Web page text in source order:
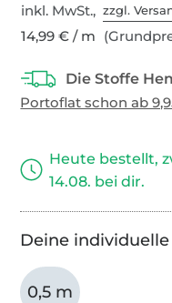
inkl. MwSt.,zzgl.
14,99 € / m
Heute bestellt,
14.08. bei dir.
Deine
0,5 m